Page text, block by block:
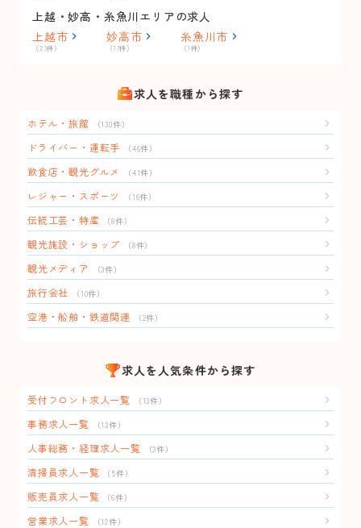
上越・妙高・糸魚川エリアの求人
上越市
（23件）
妙高市
（17件）
糸魚川市
（1件）
求人を職種から探す
ホテル・旅館 （130件）
ドライバー・運転手 （46件）
飲食店・観光グルメ （41件）
レジャー・スポーツ （16件）
伝統工芸・特産 （8件）
観光施設・ショップ （8件）
観光メディア （3件）
旅行会社 （10件）
空港・船舶・鉄道関連 （2件）
求人を人気条件から探す
受付フロント求人一覧 （13件）
事務求人一覧 （13件）
人事総務・経理求人一覧 （3件）
清掃員求人一覧 （5件）
販売員求人一覧 （6件）
営業求人一覧 （12件）